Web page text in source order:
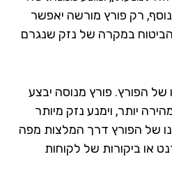
פורץ מורשה יאפשר
במקרה של נזק שנגרם
פורץ מנוסה יבצע
וימנע נזק מיותר
הפורץ דרך המלצות מפה
ביקורות של לקוחות